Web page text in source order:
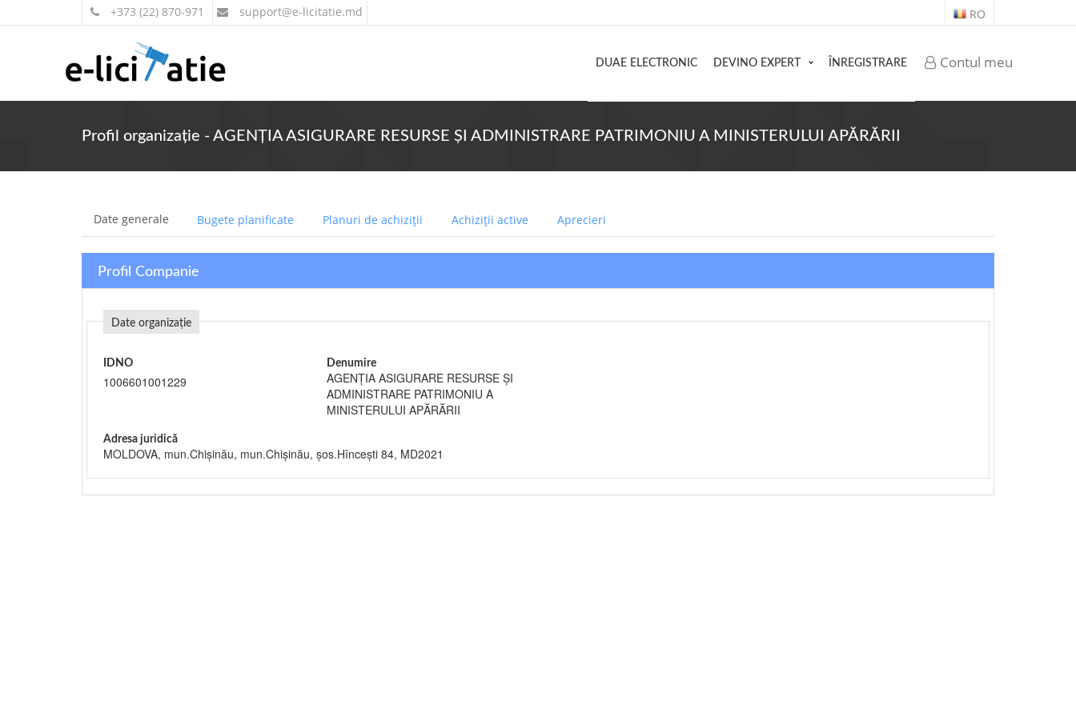
+373 (22) 870-971 support@e-licitatie.md RO
Contul meu
DUAE ELECTRONIC DEVINO EXPERT ÎNREGISTRARE
Profil organizație - AGENŢIA ASIGURARE RESURSE ŞI ADMINISTRARE PATRIMONIU A MINISTERULUI APĂRĂRII
Date generale Bugete planificate Planuri de achiziții Achiziții active Aprecieri
Profil Companie
Date organizație
IDNO
1006601001229
Denumire
AGENŢIA ASIGURARE RESURSE ŞI
ADMINISTRARE PATRIMONIU A
MINISTERULUI APĂRĂRII
Adresa juridică
MOLDOVA, mun.Chişinău, mun.Chişinău, şos.Hînceşti 84, MD2021